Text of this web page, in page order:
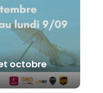
octobre